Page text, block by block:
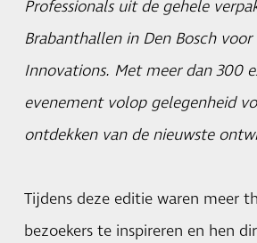
Professionals uit de gehele
Brabanthallen in Den Bosch
Innovations. Met meer dan 300
evenement volop gelegenheid
ontdekken van de nieuwste
Tijdens deze editie waren meer
bezoekers te inspireren en hen